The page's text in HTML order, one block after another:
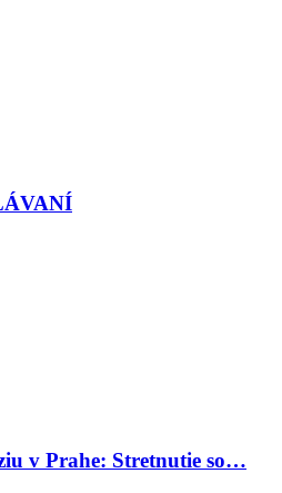
v Prahe: Stretnutie so…